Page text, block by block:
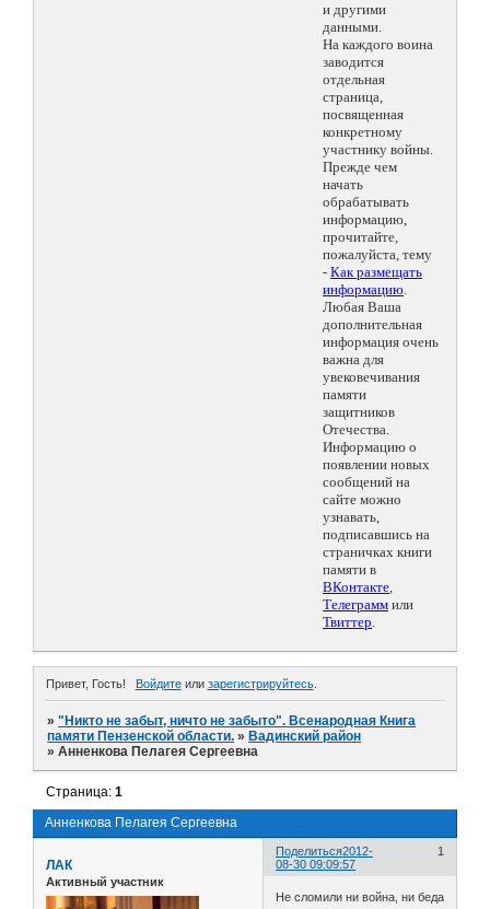
и другими
данными.
На каждого воина
заводится
отдельная
страница,
посвященная
конкретному
участнику войны.
Прежде чем
начать
обрабатывать
информацию,
прочитайте,
пожалуйста, тему
- Как размещать
информацию.
Любая Ваша
дополнительная
информация очень
важна для
увековечивания
памяти
защитников
Отечества.
Информацию о
появлении новых
сообщений на
сайте можно
узнавать,
подписавшись на
страничках книги
памяти в
ВКонтакте,
Телеграмм или
Твиттер.
Привет, Гость! Войдитеили зарегистрируйтесь.
»"Никто не забыт, ничто не забыто". Всенародная Книга
памяти Пензенской области. » Вадинский район
»Анненкова Пелагея Сергеевна
Анненкова Пелагея Сергеевна
Страница:1
Поделиться 1
2012-
08-30 09:09:57
ЛАК
Активный участник
Не сломили ни война, ни беда